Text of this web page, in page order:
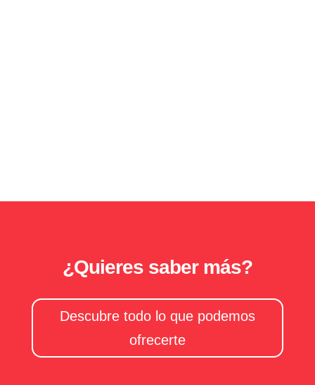
¿Quieres saber más?
Descubre todo lo que podemos
ofrecerte